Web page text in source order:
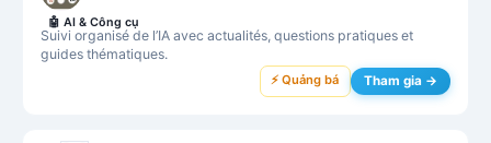
Suivi organisé de l’IA avec actualités, questions pratiques et
guides thématiques.
🤖 AI & Công cụ
⚡ Quảng bá Tham gia →